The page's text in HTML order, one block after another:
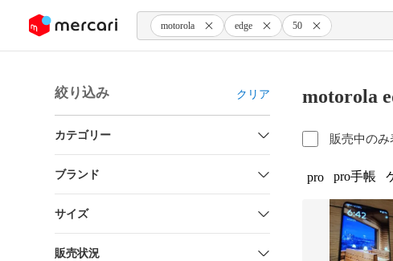
ツにスキップ motorola edge 50
絞り込み クリア
カテゴリー
ブランド
サイズ
販売状況
motorola
販売中のみ
pro pro手帳